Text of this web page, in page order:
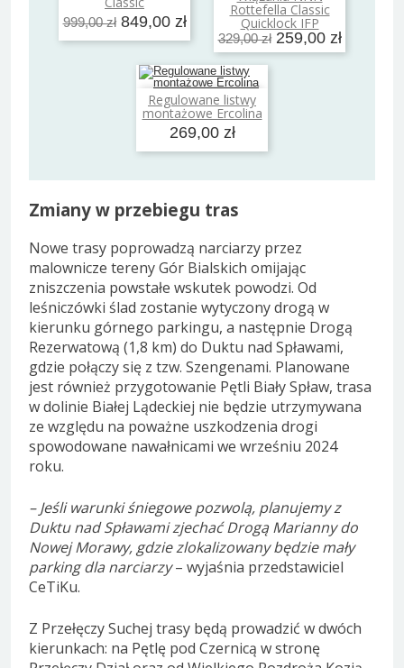
999,00 zł 849,00 zł
Rottefella Classic
Quicklock IFP
329,00 zł 259,00 zł
Regulowane listwy
montażowe Ercolina
269,00 zł
Dodaj do koszyka
Zmiany w przebiegu tras
Nowe trasy poprowadzą narciarzy przez
malownicze tereny Gór Bialskich omijając
zniszczenia powstałe wskutek powodzi. Od
leśniczówki ślad zostanie wytyczony drogą w
kierunku górnego parkingu, a następnie Drogą
Rezerwatową (1,8 km) do Duktu nad Spławami,
gdzie połączy się z tzw. Szengenami. Planowane
jest również przygotowanie Pętli Biały Spław, trasa
w dolinie Białej Lądeckiej nie będzie utrzymywana
ze względu na poważne uszkodzenia drogi
spowodowane nawałnicami we wrześniu 2024
roku.
– Jeśli warunki śniegowe pozwolą, planujemy z
Duktu nad Spławami zjechać Drogą Marianny do
Nowej Morawy, gdzie zlokalizowany będzie mały
parking dla narciarzy– wyjaśnia przedstawiciel
CeTiKu.
Z Przełęczy Suchej trasy będą prowadzić w dwóch
kierunkach: na Pętlę pod Czernicą w stronę